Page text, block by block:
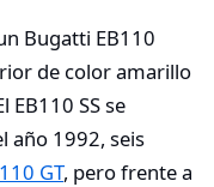
Bugatti EB110
de color amarillo
SS se
año 1992, seis
GT, pero frente a